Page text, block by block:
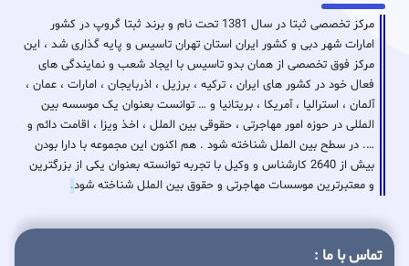
مرکز تخصصی ثبتا در سال 1381 تحت نام و برند ثبتا گروپ در کشور
امارات شهر دبی و کشور ایران استان تهران تاسیس و پایه گذاری شد ، این
مرکز فوق تخصصی از همان بدو تاسیس با ایجاد شعب و نمایندگی های
فعال خود در کشور های ایران ، ترکیه ، برزیل ، اذربایجان ، امارات ، عمان ،
آلمان ، استرالیا ، آمریکا ، بریتانیا و … توانست بعنوان یک موسسه بین
المللی در حوزه امور مهاجرتی ، حقوقی بین الملل ، اخذ ویزا ، اقامت دائم و
…. در سطح بین الملل شناخته شود . هم اکنون این مجموعه با دارا بودن
بیش از 2640 کارشناس و وکیل با تجربه توانسته بعنوان یکی از بزرگترین
و معتبرترین موسسات مهاجرتی و حقوق بین الملل شناخته شود.
تماس با ما :